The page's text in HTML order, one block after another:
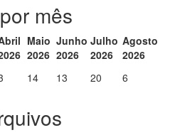
mês
Maio
2026
Junho
2026
Julho
2026
Agosto
2026
14 13 20 6